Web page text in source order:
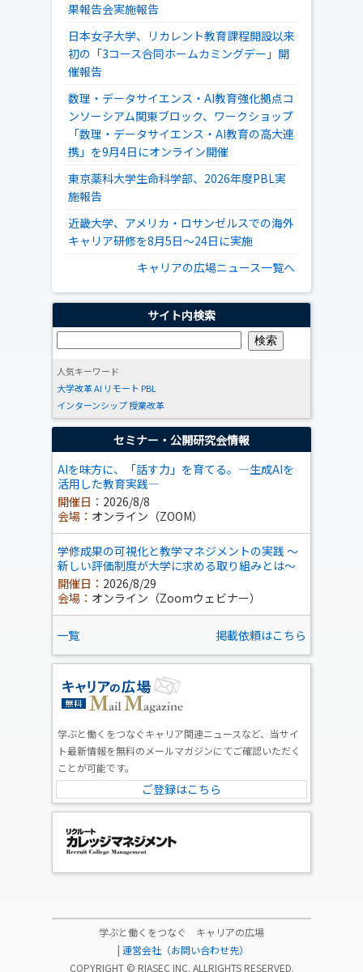
果報告会実施報告
日本女子大学、リカレント教育課程開設以来
初の「3コース合同ホームカミングデー」開
催報告
数理・データサイエンス・AI教育強化拠点コ
ンソーシアム関東ブロック、ワークショップ
「数理・データサイエンス・AI教育の高大連
携」を9月4日にオンライン開催
東京薬科大学生命科学部、2026年度PBL実
施報告
近畿大学、アメリカ・ロサンゼルスでの海外
キャリア研修を8月5日～24日に実施
キャリアの広場ニュース一覧へ
サイト内検索
人気キーワード
大学改革AI リモート PBL
インターンシップ授業改革
セミナー・公開研究会情報
AIを味方に、「話す力」を育てる。―生成AIを
活用した教育実践―
開催日： 2026/8/8
会場： オンライン（ZOOM）
学修成果の可視化と教学マネジメントの実践 ～
新しい評価制度が大学に求める取り組みとは～
開催日： 2026/8/29
会場： オンライン（Zoomウェビナー）
一覧 掲載依頼はこちら
学ぶと働くをつなぐキャリア関連ニュースなど、当サイ
ト最新情報を無料のメールマガジンにてご確認いただく
ことが可能です。
ご登録はこちら
学ぶと働くをつなぐ キャリアの広場
| 運営会社（お問い合わせ先）
COPYRIGHT © RIASEC INC. ALLRIGHTS RESERVED.